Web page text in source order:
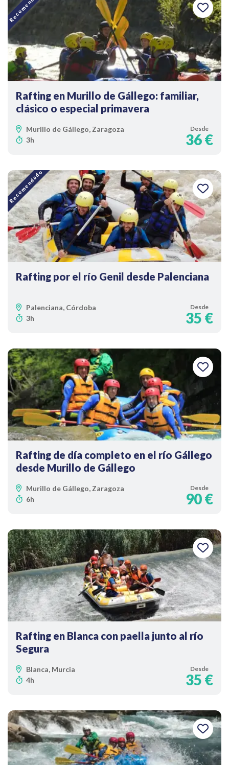
Rafting en Murillo de Gállego: familiar,
clásico o especial primavera
Murillo de Gállego, Zaragoza
3h
Desde
36 €
Recomendado
Rafting por el río Genil desde Palenciana
Palenciana, Córdoba
3h
Desde
35 €
Rafting de día completo en el río Gállego
desde Murillo de Gállego
Murillo de Gállego, Zaragoza
6h
Desde
90 €
Rafting en Blanca con paella junto al río
Segura
Blanca, Murcia
4h
Desde
35 €